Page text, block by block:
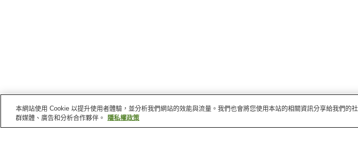
本網站使用 Cookie 以提升使用者體驗，並分析我們網站的效能與流量。我們也會將您使用本站的相關資訊分享給我們的社
群媒體、廣告和分析合作夥伴。
隱私權政策